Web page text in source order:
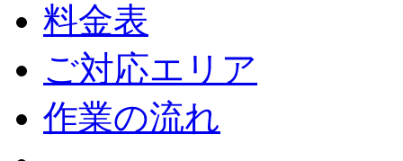
料金表
ご対応エリア
作業の流れ